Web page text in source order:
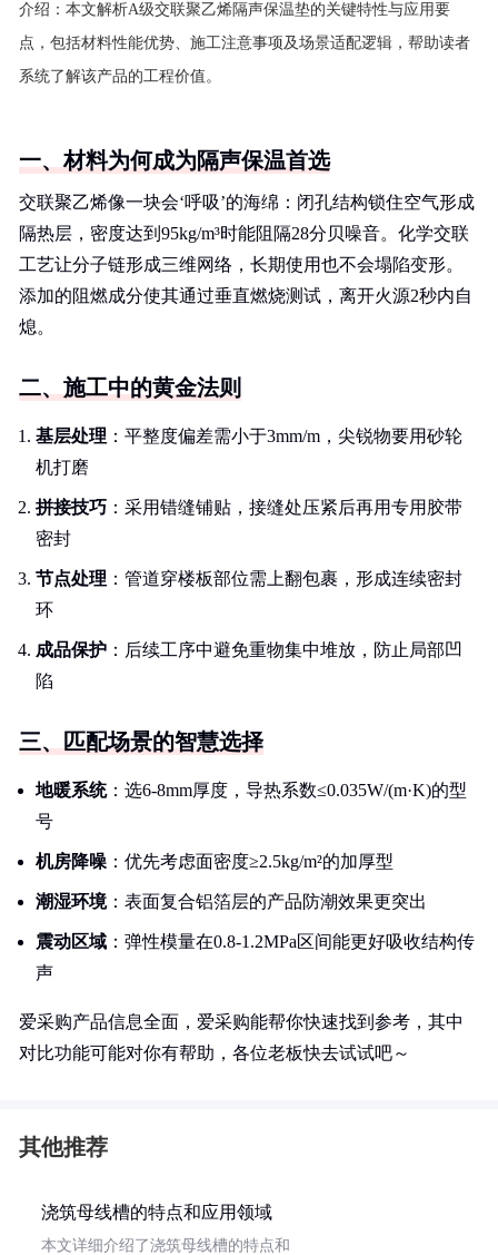
介绍： 本文解析A级交联聚乙烯隔声保温垫的关键特性与应用要
点，包括材料性能优势、施工注意事项及场景适配逻辑，帮助读者
系统了解该产品的工程价值。
一、材料为何成为隔声保温首选
交联聚乙烯像一块会‘呼吸’的海绵：闭孔结构锁住空气形成
隔热层，密度达到95kg/m³时能阻隔28分贝噪音。化学交联
工艺让分子链形成三维网络，长期使用也不会塌陷变形。
添加的阻燃成分使其通过垂直燃烧测试，离开火源2秒内自
熄。
二、施工中的黄金法则
基层处理 ：平整度偏差需小于3mm/m，尖锐物要用砂轮
机打磨
拼接技巧 ：采用错缝铺贴，接缝处压紧后再用专用胶带
密封
节点处理 ：管道穿楼板部位需上翻包裹，形成连续密封
环
成品保护 ：后续工序中避免重物集中堆放，防止局部凹
陷
三、匹配场景的智慧选择
地暖系统：选6-8mm厚度，导热系数≤0.035W/(m·K)的型
号
机房降噪 ：优先考虑面密度≥2.5kg/m²的加厚型
潮湿环境：表面复合铝箔层的产品防潮效果更突出
震动区域 ：弹性模量在0.8-1.2MPa区间能更好吸收结构传
声
爱采购产品信息全面，爱采购能帮你快速找到参考，其中
对比功能可能对你有帮助，各位老板快去试试吧～
其他推荐
浇筑母线槽的特点和应用领域
本文详细介绍了浇筑母线槽的特点和